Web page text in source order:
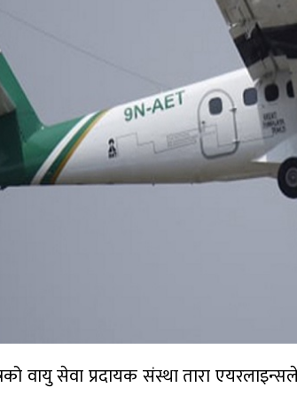
वायु सेवा प्रदायक संस्था तारा